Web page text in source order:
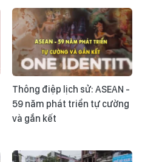
Thông điệp lịch sử: ASEAN -
59 năm phát triển tự cường
và gắn kết